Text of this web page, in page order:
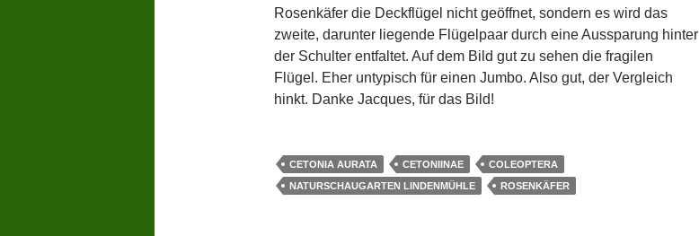
Rosenkäfer die Deckflügel nicht geöffnet, sondern es wird das
zweite, darunter liegende Flügelpaar durch eine Aussparung hinter
der Schulter entfaltet. Auf dem Bild gut zu sehen die fragilen
Flügel. Eher untypisch für einen Jumbo. Also gut, der Vergleich
hinkt. Danke Jacques, für das Bild!
CETONIA AURATA CETONIINAE
COLEOPTERA
NATURSCHAUGARTEN LINDENMÜHLE
ROSENKÄFER